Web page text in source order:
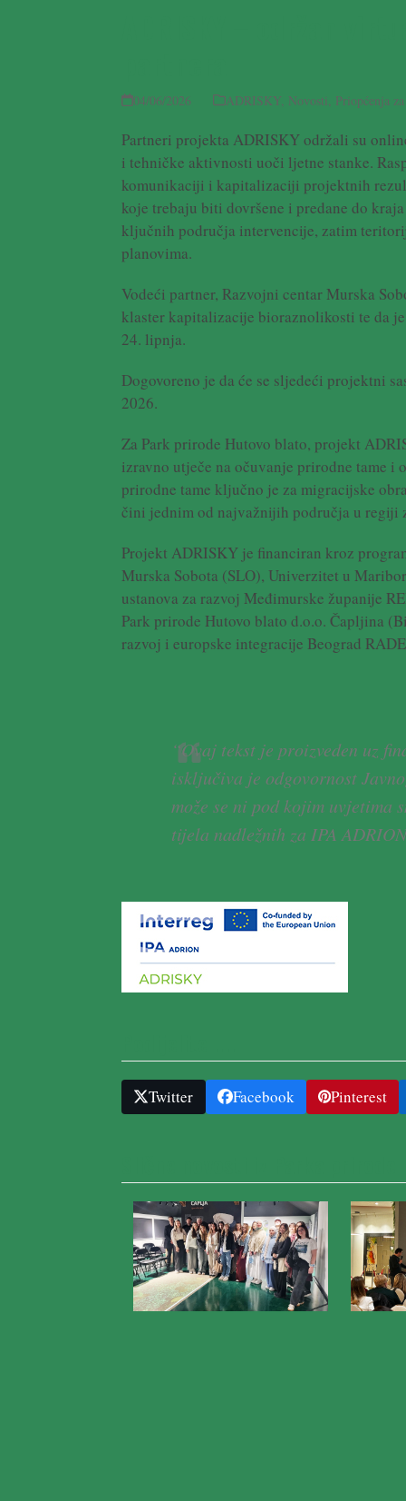
04/06/2026 ADRISKY, Novosti Priopćenja
Partneri projekta ADRISKY održali su
i tehničke aktivnosti uoči ljetne stanke.
komunikaciji i kapitalizaciji projektnih
koje trebaju biti dovršene i predane do
ključnih područja intervencije, zatim
planovima.
Vodeći partner, Razvojni centar Murska
klaster kapitalizacije bioraznolikosti te da
24. lipnja.
Dogovoreno je da će se sljedeći projektni
2026.
Za Park prirode Hutovo blato, projekt
izravno utječe na očuvanje prirodne tame i
prirodne tame ključno je za migracijske
čini jednim od najvažnijih područja u regiji
Projekt ADRISKY je financiran kroz
Murska Sobota (SLO), Univerzitet u
ustanova za razvoj Međimurske županije
Park prirode Hutovo blato d.o.o. Čapljina
razvoj i europske integracije Beograd
“Ovaj tekst je proizveden uz
isključiva je odgovornost
može se ni pod kojim
tijela nadležnih za IPA
Twitter Facebook Pinterest